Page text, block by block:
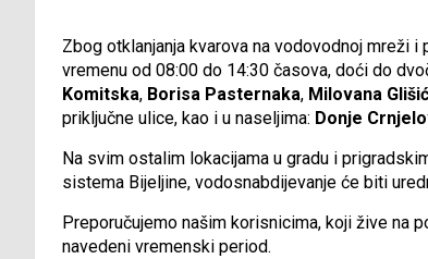
Zbog otklanjanja kvarova na vodovodnoj mreži
vremenu od 08:00 do 14:30 časova, doći do
Komitska, Borisa Pasternaka, Milovana
priključne ulice, kao i u naseljima: Donje
Na svim ostalim lokacijama u gradu i
sistema Bijeljine, vodosnabdijevanje će biti
Preporučujemo našim korisnicima, koji žive na
navedeni vremenski period.